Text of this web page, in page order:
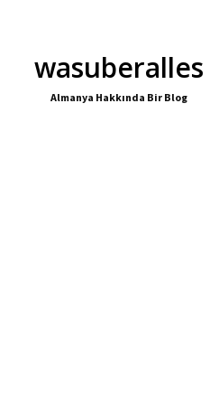
wasuberalles
Almanya Hakkında Bir Blog